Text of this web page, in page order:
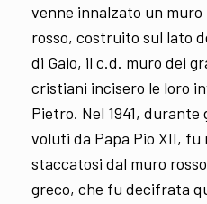
venne innalzato un
rosso, costruito sul lato
di Gaio, il c.d. muro dei
cristiani incisero le loro
Pietro. Nel 1941, durante
voluti da Papa Pio XII,
staccatosi dal muro
greco, che fu decifrata